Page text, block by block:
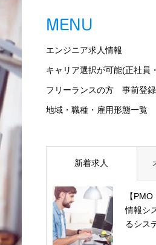
MENU
エンジニア求人情報
キャリア選択が可能(正社員
フリーランスの方 事前登録
地域・職種・雇用形態一覧
新着求人
【
情報シ
るシス